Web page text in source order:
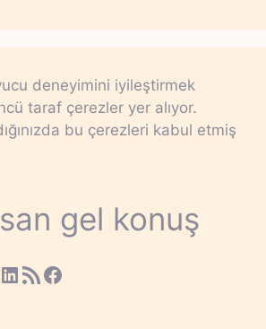
deneyimini iyileştirmek
taraf çerezler yer alıyor.
bu çerezleri kabul etmiş
gel konuş
LinkedIn
RSS FeedFacebook